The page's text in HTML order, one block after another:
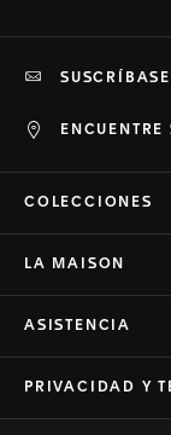
COLECCIONES
LA MAISON
ASISTENCIA
PRIVACIDAD Y